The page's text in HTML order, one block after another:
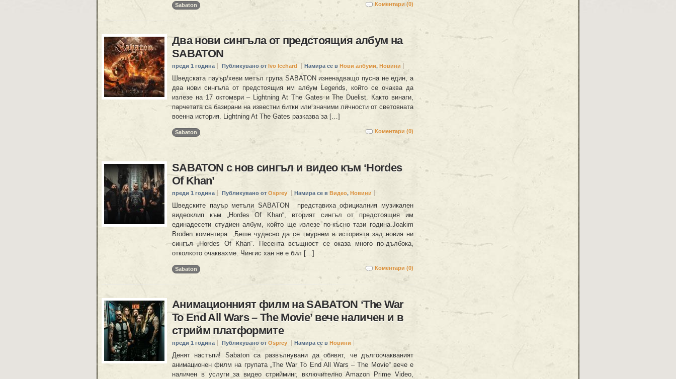
Коментари (0)
Sabaton
Два нови сингъла от предстоящия албум на
SABATON
преди 1 година Публикувано от Ivo Icehard Намира се в Нови албуми, Новини
Шведската пауър/хеви метъл група SABATON изненадващо пусна не един, а
два нови сингъла от предстоящия им албум Legends, който се очаква да
излезе на 17 октомври – Lightning At The Gates и The Duelist. Както винаги,
парчетата са базирани на известни битки или значими личности от световната
военна история. Lightning At The Gates разказва за […]
Коментари (0)
Sabaton
SABATON с нов сингъл и видео към ‘Hordes
Of Khan’
преди 1 година Публикувано от Osprey Намира се в Видео, Новини
Шведските пауър метъли SABATON представиха официалния музикален
видеоклип към „Hordes Of Khan“, вторият сингъл от предстоящия им
единадесети студиен албум, който ще излезе по-късно тази година.Joakim
Broden коментира: „Беше чудесно да се гмурнем в историята зад новия ни
сингъл „Hordes Of Khan“. Песента всъщност се оказа много по-дълбока,
отколкото очаквахме. Чингис хан не е бил […]
Коментари (0)
Sabaton
Анимационният филм на SABATON ‘The War
To End All Wars – The Movie’ вече наличен и в
стрийм платформите
преди 1 година Публикувано от Osprey Намира се в Новини
Денят настъпи! Sabaton са развълнувани да обявят, че дългоочакваният
анимационен филм на групата „The War To End All Wars – The Movie“ вече е
наличен в услуги за видео стрийминг, включително Amazon Prime Video,